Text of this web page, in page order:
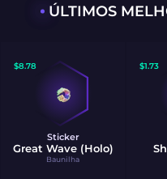
ÚLTIMOS
$8.78
Sticker
Great Wave (Holo)
Baunilha
$1.73